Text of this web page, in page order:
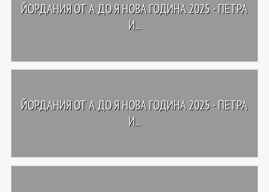
ЙОРДАНИЯ ОТ А ДО Я НОВА ГОДИНА 2025 - ПЕТРА
И...
ЙОРДАНИЯ ОТ А ДО Я НОВА ГОДИНА 2025 - ПЕТРА
И...